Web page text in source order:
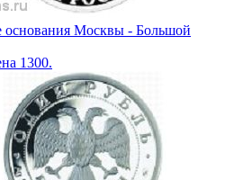
основания Москвы - Большой
1300.